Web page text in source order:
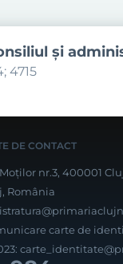
şi
4715
DE CONTACT
nr.3, 400001
România
carte de